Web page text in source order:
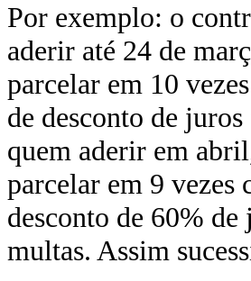
Por exemplo: o
aderir até 24 de
parcelar em 10
de desconto de
quem aderir em
parcelar em 9 vezes
desconto de 60% de
multas. Assim